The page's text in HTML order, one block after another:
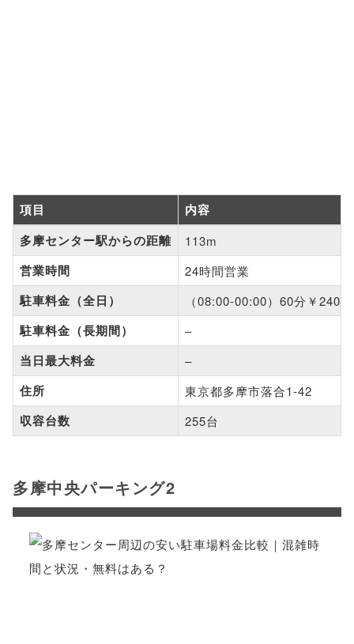
項目
内容
多摩センター駅からの距離
113m
営業時間 24時間営業
駐車料金（全日） （08:00-00:00）60分￥240
駐車料金（長期間） –
当日最大料金 –
住所 東京都多摩市落合1-42
収容台数 255台
多摩中央パーキング2